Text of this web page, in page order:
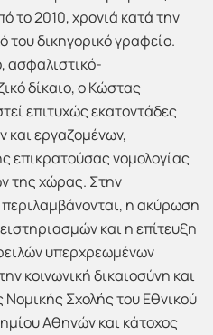
το 2010, χρονιά κατά την
του δικηγορικό γραφείο.
ασφαλιστικό-
δίκαιο, ο Κώστας
επιτυχώς εκατοντάδες
και εργαζομένων,
επικρατούσας νομολογίας
της χώρας. Στην
η ακύρωση
και η επίτευξη
υπερχρεωμένων
κοινωνική δικαιοσύνη και
Σχολής του Εθνικού
Αθηνών και κάτοχος